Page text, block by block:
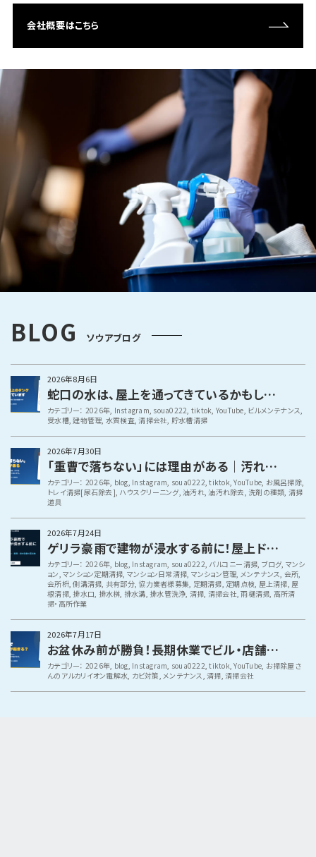
会社概要はこちら
BLOG ソウアブログ
蛇口の水は、屋上を通ってきているかもしれません｜貯水槽清掃という仕事
2026年8月6日
カテゴリー： 2026年, Instagram, soua0222, tiktok, YouTube, ビルメンテナンス,
受水槽,建物管理, 水質検査,清掃会社, 貯水槽清掃
「重曹で落ちない」には理由がある｜汚れの正体と、プロが使う洗剤の選び方
2026年7月30日
カテゴリー： 2026年, blog, Instagram, soua0222,tiktok,YouTube, お風呂掃除,
トレイ清掃[尿石除去], ハウスクリーニング, 油汚れ,油汚れ除去, 洗剤の種類, 清掃
道具
ゲリラ豪雨で建物が浸水する前に！屋上ドレン・側溝・排水設備の夏点検
2026年7月24日
カテゴリー： 2026年, blog, Instagram, soua0222, バルコニー清掃, ブログ, マンシ
ョン, マンション定期清掃, マンション日常清掃, マンション管理, メンテナンス, 会所,
会所枡,側溝清掃, 共有部分,協力業者様募集, 定期清掃, 定期点検, 屋上清掃, 屋
根清掃, 排水口, 排水桝, 排水溝, 排水管洗浄, 清掃, 清掃会社,雨樋清掃, 高所清
掃・高所作業
お盆休み前が勝負！長期休業でビル・店舗に起きる設備トラブルと事前チェック
2026年7月17日
カテゴリー： 2026年, blog, Instagram, soua0222,tiktok,YouTube, お掃除屋さ
んのアルカリイオン電解水, カビ対策, メンテナンス, 清掃, 清掃会社